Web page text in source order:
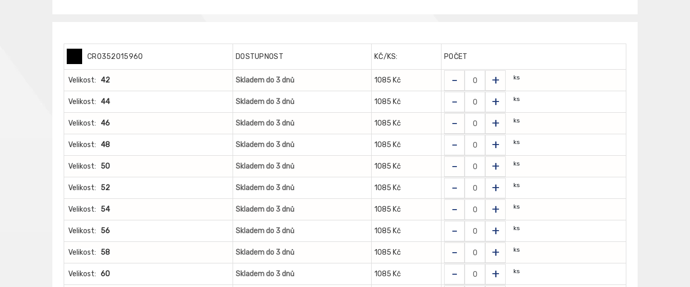
CR0352015960 DOSTUPNOST KČ/KS: POČET
Velikost: 42 Skladem do 3 dnů 1085 Kč - + ks
Velikost: 44 Skladem do 3 dnů 1085 Kč - + ks
Velikost: 46 Skladem do 3 dnů 1085 Kč - + ks
Velikost: 48 Skladem do 3 dnů 1085 Kč - + ks
Velikost: 50 Skladem do 3 dnů 1085 Kč - + ks
Velikost: 52 Skladem do 3 dnů 1085 Kč - + ks
Velikost: 54 Skladem do 3 dnů 1085 Kč - + ks
Velikost: 56 Skladem do 3 dnů 1085 Kč - + ks
Velikost: 58 Skladem do 3 dnů 1085 Kč - + ks
Velikost: 60 Skladem do 3 dnů 1085 Kč - + ks